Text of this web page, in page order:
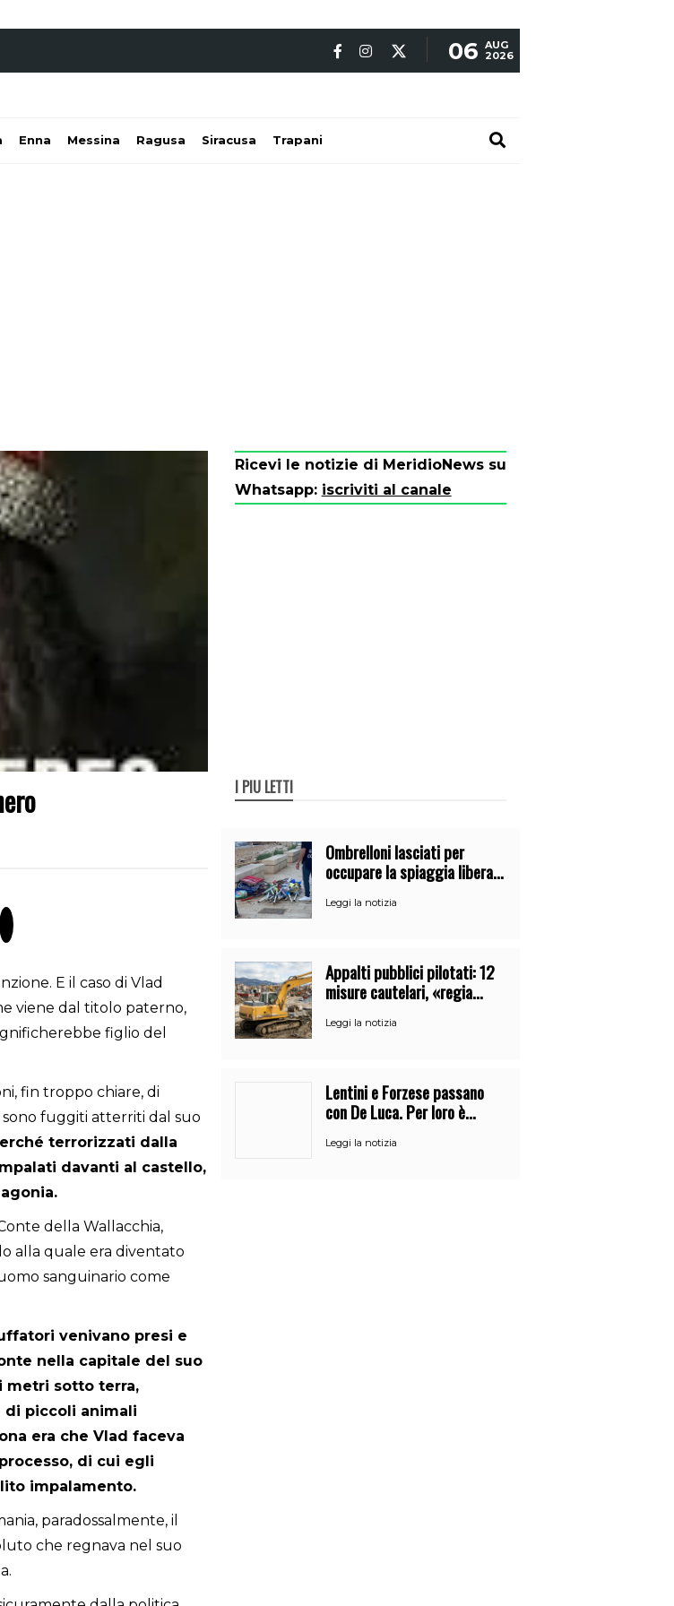
06 AUG
2026
Enna Messina Ragusa Siracusa Trapani
E il caso di Vlad
viene dal titolo paterno,
figlio del
fin troppo chiare, di
fuggiti atterriti dal suo
terrorizzati dalla
davanti al castello,
della Wallacchia,
alla quale era diventato
sanguinario come
venivano presi e
nella capitale del suo
metri sotto terra,
piccoli animali
era che Vlad faceva
di cui egli
impalamento.
paradossalmente, il
che regnava nel suo
Ricevi le notizie di MeridioNews su
Whatsapp: iscriviti al canale
I PIÙ LETTI
Ombrelloni lasciati per
occupare la spiaggia libera.
Costiera
Leggi la notizia
Appalti pubblici pilotati: 12
misure cautelari, «regia
clan
Leggi la notizia
Lentini e Forzese passano
con De Luca. Per loro è
Leggi la notizia